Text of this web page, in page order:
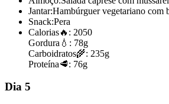
Jantar:Hambúrguer vegetariano com
Snack:Pera
Calorias🔥: 2050
Gordura 💧: 78g
Carboidratos🌾: 235g
Proteína🥩: 76g
Dia 5